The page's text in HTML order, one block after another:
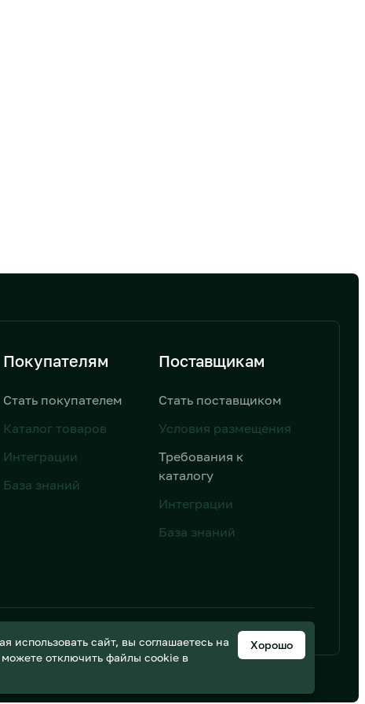
Покупателям
Стать покупателем
Каталог товаров
Интеграции
База знаний
Поставщикам
Стать поставщиком
Условия размещения
Требования к
каталогу
Интеграции
База знаний
Дизайн от AIC
сайт, вы соглашаетесь на
можете отключить файлы cookie в
Хорошо